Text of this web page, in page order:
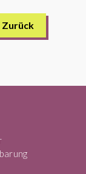
Zurück